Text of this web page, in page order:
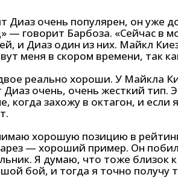
Диаз очень популярен, он уже
— говорит Барбоза. «Сейчас в
и Диаз один из них. Майкл
меня в скором времени, так
реально хороши. У Майкла
Диаз очень, очень жесткий тип.
когда захожу в октагон, и
хорошую позицию в
— хороший пример. Он
Я думаю, что тоже близок
бой, и тогда я точно получу